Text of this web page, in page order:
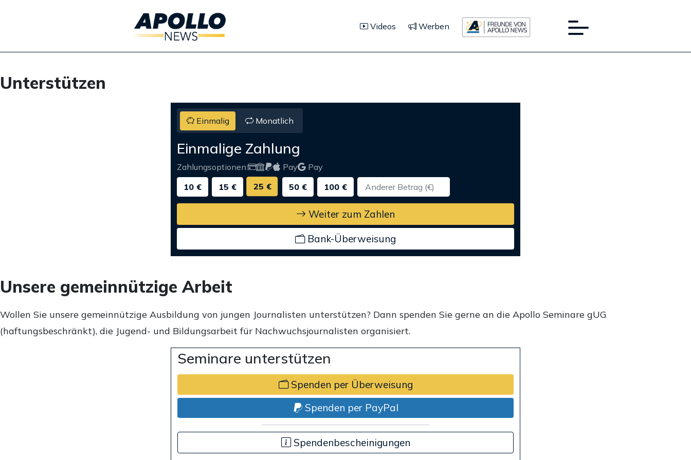
Videos Werben
Unterstützen
Einmalig Monatlich
Einmalige Zahlung
Zahlungsoptionen: Pay
Pay
10 €
15 € 25 € 50 € 100 €
Weiter zum Zahlen
Bank-Überweisung
Unsere gemeinnützige Arbeit
Wollen Sie unsere gemeinnützige Ausbildung von jungen Journalisten unterstützen? Dann spenden Sie gerne an die Apollo Seminare gUG
(haftungsbeschränkt), die Jugend- und Bildungsarbeit für Nachwuchsjournalisten organisiert.
Seminare unterstützen
Spenden per Überweisung
Spenden per PayPal
Spendenbescheinigungen